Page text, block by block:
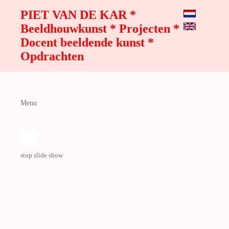
PIET VAN DE KAR *
Beeldhouwkunst * Projecten *
Docent beeldende kunst *
Opdrachten
Menu